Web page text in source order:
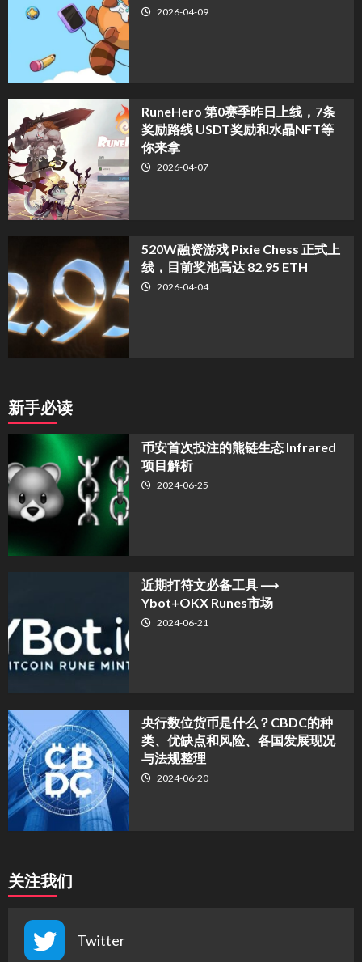
2026-04-09
RuneHero 第0赛季昨日上线，7条
奖励路线 USDT奖励和水晶NFT等
你来拿
2026-04-07
520W融资游戏 Pixie Chess 正式上
线，目前奖池高达 82.95 ETH
2026-04-04
新手必读
币安首次投注的熊链生态 Infrared
项目解析
2024-06-25
近期打符文必备工具 ⟶
Ybot+OKX Runes市场
2024-06-21
央行数位货币是什么？CBDC的种
类、优缺点和风险、各国发展现况
与法规整理
2024-06-20
关注我们
Twitter